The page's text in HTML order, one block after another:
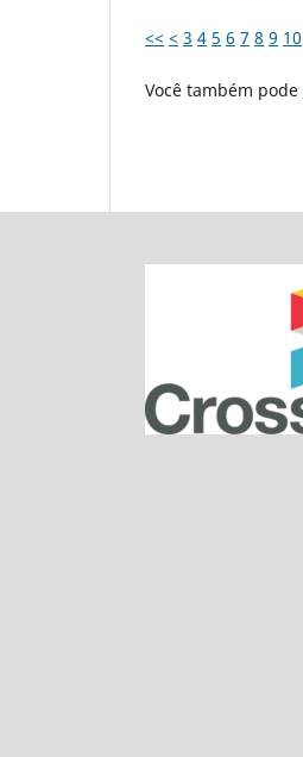
<< < 3 4 5 6 7 8 9 10
Você também pode